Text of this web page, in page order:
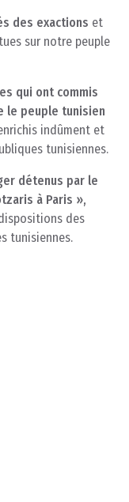
des exactions et
sur notre peuple
qui ont commis
le peuple tunisien
indûment et
tunisiennes.
détenus par le
à Paris »,
des
tunisiennes.